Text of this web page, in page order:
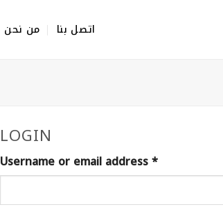
من نحن اتصل بنا
LOGIN
Username or email address*